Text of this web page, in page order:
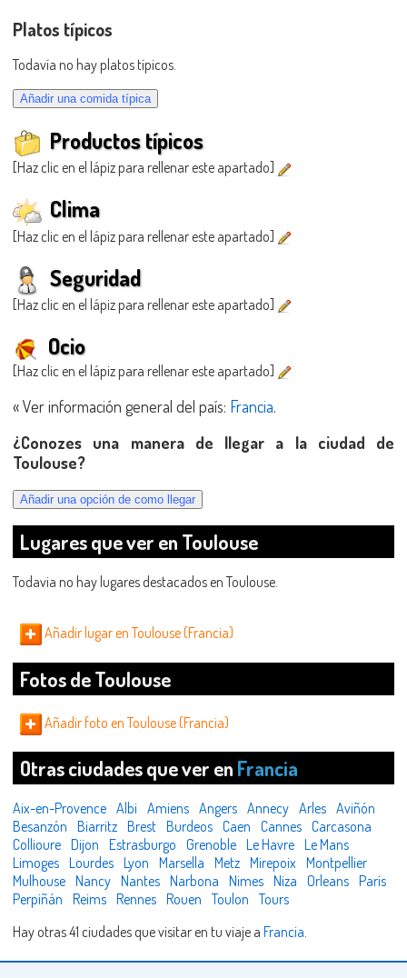
Platos típicos
Todavía no hay platos típicos.
Productos típicos
[Haz clic en el lápiz para rellenar este apartado]
Clima
[Haz clic en el lápiz para rellenar este apartado]
Seguridad
[Haz clic en el lápiz para rellenar este apartado]
Ocio
[Haz clic en el lápiz para rellenar este apartado]
« Ver información general del país: Francia.
¿Conozes una manera de llegar a la ciudad de
Toulouse?
Lugares que ver en Toulouse
Todavia no hay lugares destacados en Toulouse.
Añadir lugar en Toulouse (Francia)
Fotos de Toulouse
Añadir foto en Toulouse (Francia)
Otras ciudades que ver en Francia
Aix-en-Provence Albi Amiens Angers Annecy Arles Aviñón
Besanzón Biarritz Brest Burdeos Caen Cannes Carcasona
Collioure Dijon Estrasburgo Grenoble Le Havre Le Mans
Limoges Lourdes Lyon Marsella Metz Mirepoix Montpellier
Mulhouse Nancy Nantes Narbona Nimes Niza Orleans París
Perpiñán Reims Rennes Rouen Toulon Tours
Hay otras 41 ciudades que visitar en tu viaje a Francia.